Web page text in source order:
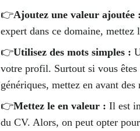
👉Ajoutez une valeur ajoutée :
expert dans ce domaine, mettez
👉Utilisez des mots simples :
votre profil. Surtout si vous
génériques, mettez en avant
👉Mettez le en valeur : Il est
du CV. Alors, on peut opter